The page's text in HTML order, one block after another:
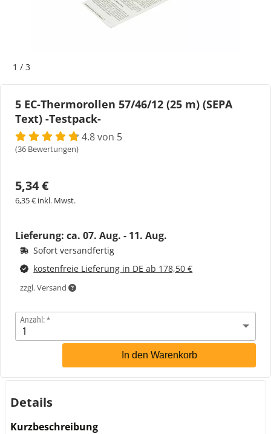
1 / 3
5 EC-Thermorollen 57/46/12 (25 m) (SEPA
Text) -Testpack-
4.8 von 5
(36 Bewertungen)
5,34 €
6,35 € inkl. Mwst.
Lieferung: ca. 07. Aug. - 11. Aug.
Sofort versandfertig
kostenfreie Lieferung in DE ab 178,50 €
zzgl. Versand
Anzahl:
In den Warenkorb
Details
Kurzbeschreibung
Etikettenspender
Etiketten auf Rolle
Thermoetiketten
Thermotransferetiketten